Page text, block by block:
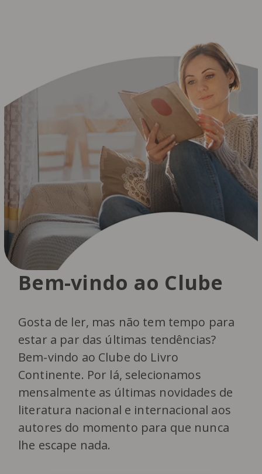
Bem-vindo ao Clube
Gosta de ler, mas não tem tempo para
estar a par das últimas tendências?
Bem-vindo ao Clube do Livro
Continente. Por lá, selecionamos
mensalmente as últimas novidades de
literatura nacional e internacional aos
autores do momento para que nunca
lhe escape nada.